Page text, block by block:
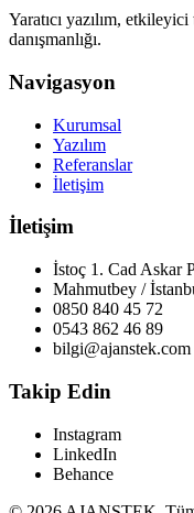
Yaratıcı yazılım,
danışmanlığı.
Navigasyon
Kurumsal
Yazılım
Referanslar
İletişim
İletişim
İstoç 1. Cad Askar
Mahmutbey /
0850 840 45 72
0543 862 46 89
bilgi@ajanstek.com
Takip Edin
Instagram
LinkedIn
Behance